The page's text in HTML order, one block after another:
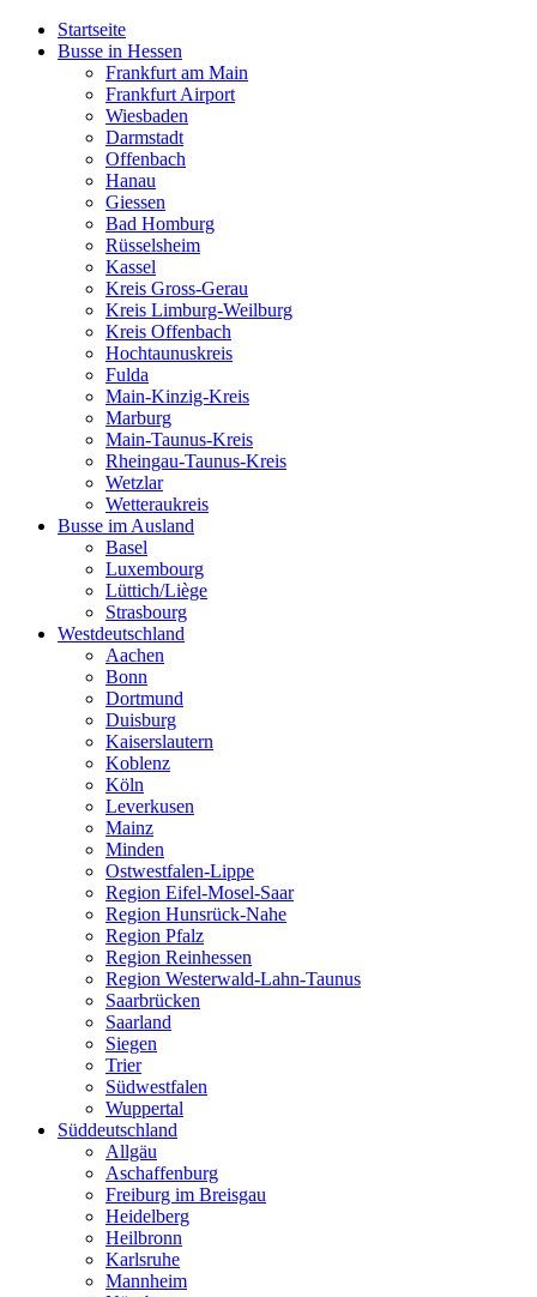
Startseite
Busse in Hessen
Frankfurt am Main
Frankfurt Airport
Wiesbaden
Darmstadt
Offenbach
Hanau
Giessen
Bad Homburg
Rüsselsheim
Kassel
Kreis Gross-Gerau
Kreis Limburg-Weilburg
Kreis Offenbach
Hochtaunuskreis
Fulda
Main-Kinzig-Kreis
Marburg
Main-Taunus-Kreis
Rheingau-Taunus-Kreis
Wetzlar
Wetteraukreis
Busse im Ausland
Basel
Luxembourg
Lüttich/Liège
Strasbourg
Westdeutschland
Aachen
Bonn
Dortmund
Duisburg
Kaiserslautern
Koblenz
Köln
Leverkusen
Mainz
Minden
Ostwestfalen-Lippe
Region Eifel-Mosel-Saar
Region Hunsrück-Nahe
Region Pfalz
Region Reinhessen
Region Westerwald-Lahn-Taunus
Saarbrücken
Saarland
Siegen
Trier
Südwestfalen
Wuppertal
Süddeutschland
Allgäu
Aschaffenburg
Freiburg im Breisgau
Heidelberg
Heilbronn
Karlsruhe
Mannheim